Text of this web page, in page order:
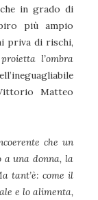
in grado di
più ampio
priva di rischi,
l’ombra
Matteo
che un
una donna, la
tant’è: come il
e lo alimenta,